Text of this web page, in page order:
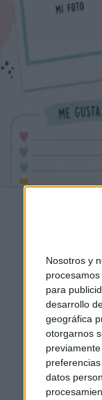
Nosotros y
para
desarrollo
geográfica
otorgarnos
datos